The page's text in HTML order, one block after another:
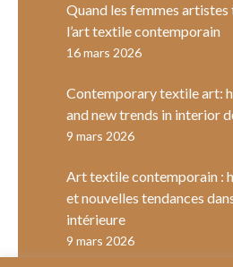
Quand les femmes
l’art textile contemporain
16 mars 2026
Contemporary textile art:
and new trends in interior
9 mars 2026
Art textile contemporain :
et nouvelles tendances
intérieure
9 mars 2026